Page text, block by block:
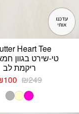
טי-שירט בגוון
ריקמת לב
₪249
המקורי
היה:
100